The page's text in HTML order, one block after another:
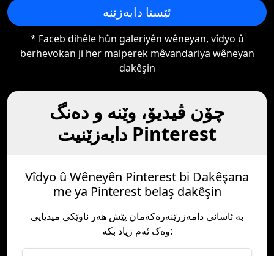
ئێستا دابەزێنە
* Faceb dihêle hûn galeriyên wêneyan, vîdyo û
berhevokan ji her malperek mêvandariya wêneyan
dakêşin
چۆن ڤیدیۆ، وێنە و دەنگ
دابەزێنیت Pinterest
Vîdyo û Wêneyên Pinterest bi Dakêşana
me ya Pinterest belaş dakêşin
بە ئاسانی دامەزرێنەرەکەمان پێش هەر ناوێکی میدیایی
وەک ئەم زیاد بکە: